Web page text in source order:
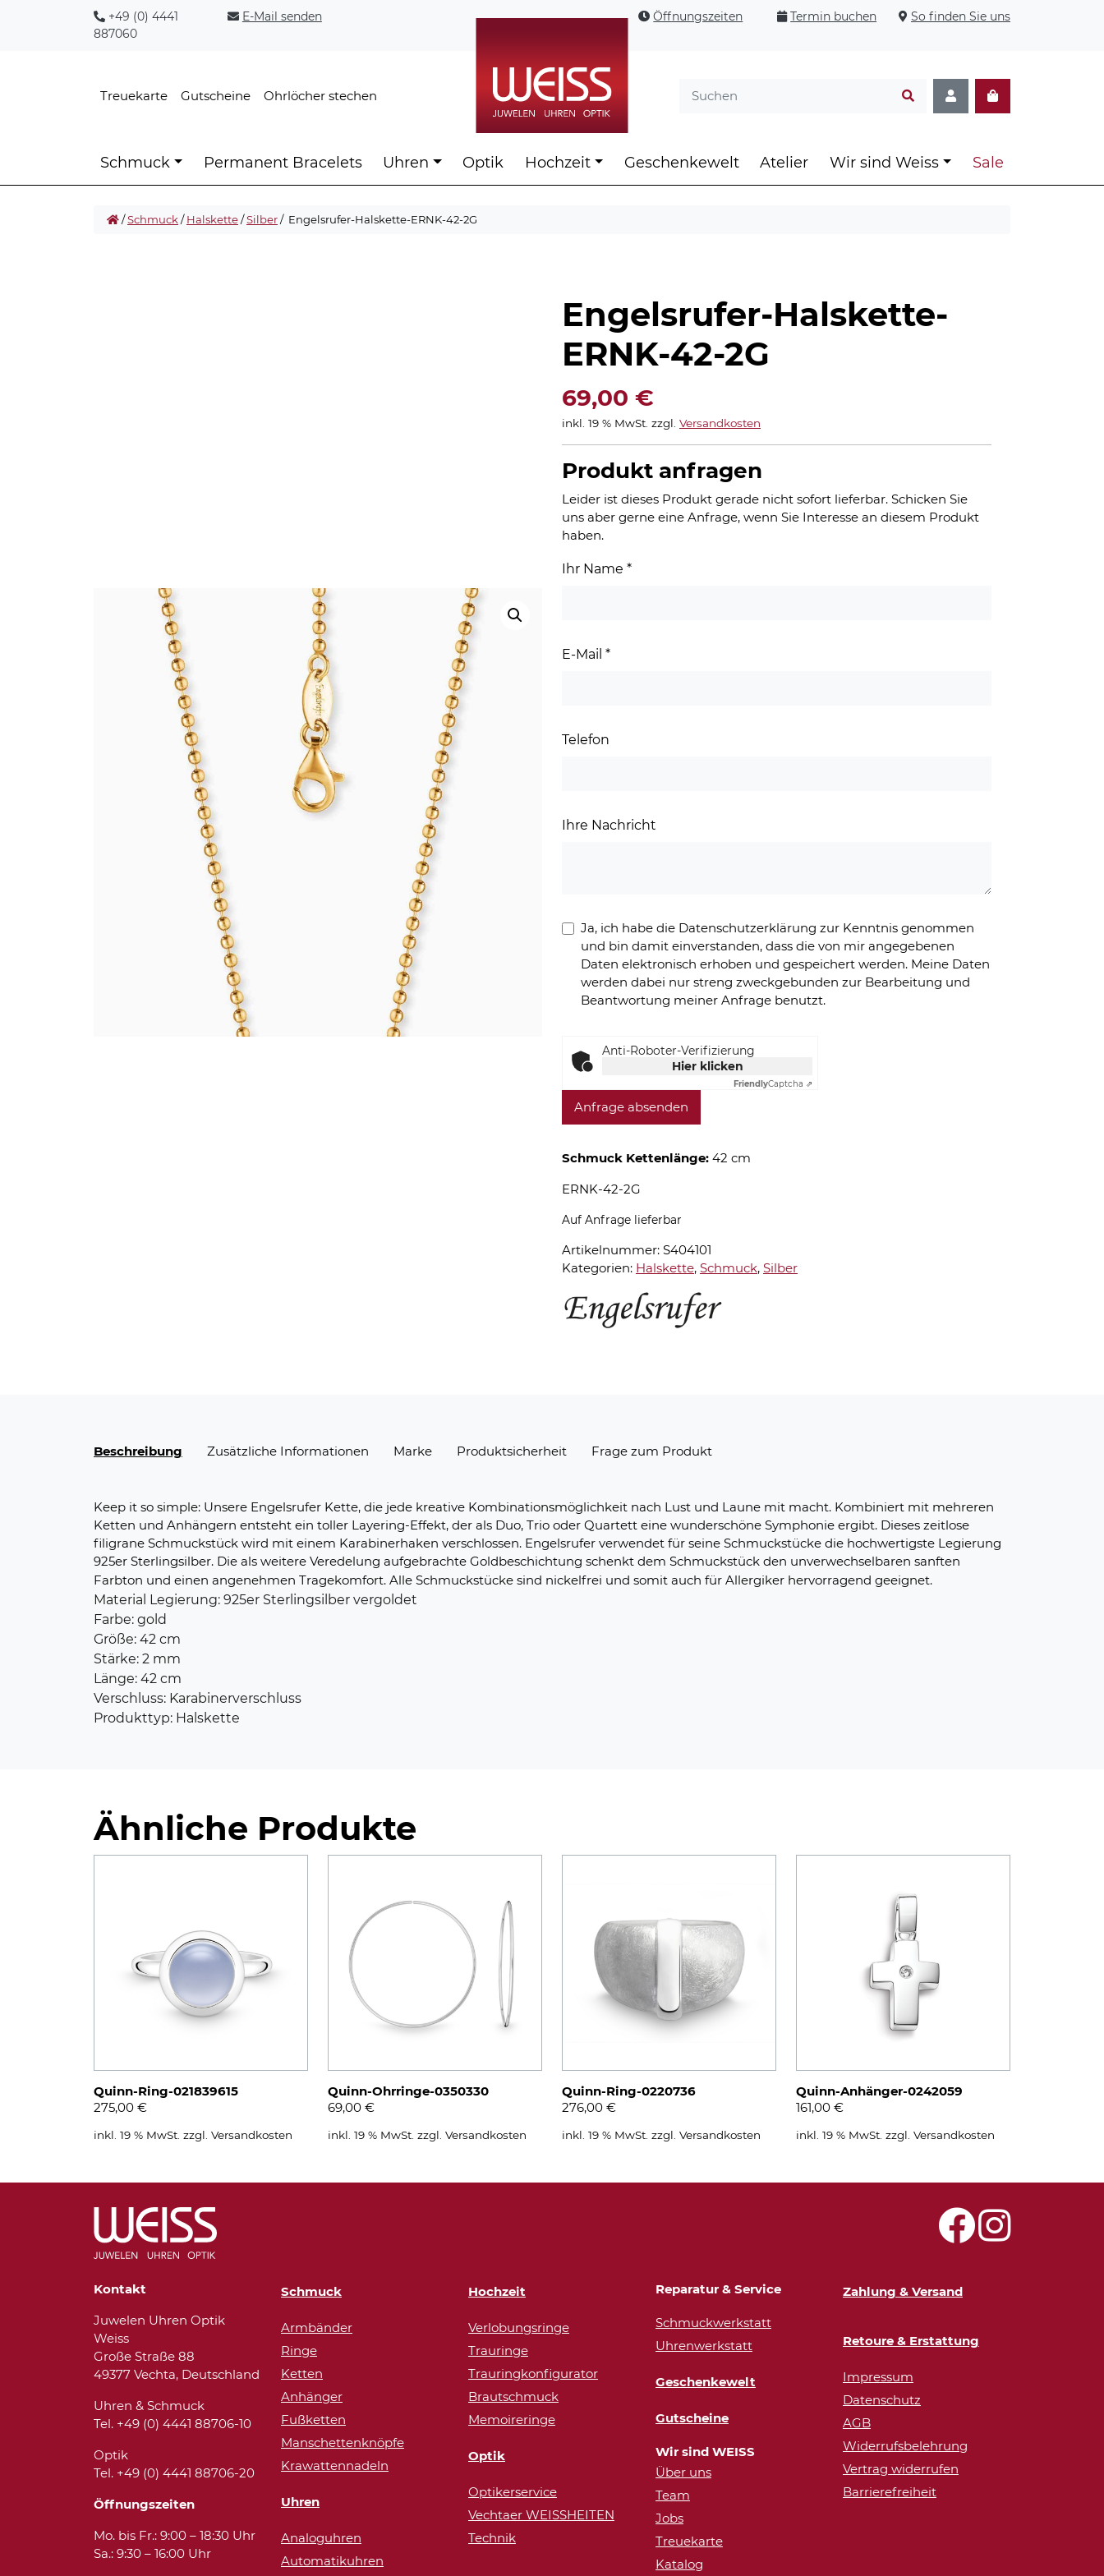
+49 (0) 4441
887060
E-Mail senden Öffnungszeiten Termin buchen So finden Sie uns
Treuekarte Gutscheine Ohrlöcher stechen
Schmuck Permanent Bracelets Uhren Optik Hochzeit Geschenkewelt Atelier Wir sind Weiss Sale
/Schmuck/Halskette/Silber/ Engelsrufer-Halskette-ERNK-42-2G
Engelsrufer-Halskette-
ERNK-42-2G
69,00 €
inkl. 19 % MwSt. zzgl. Versandkosten
Produkt anfragen
Leider ist dieses Produkt gerade nicht sofort lieferbar. Schicken Sie
uns aber gerne eine Anfrage, wenn Sie Interesse an diesem Produkt
haben.
Ihr Name *
E-Mail *
Telefon
Ihre Nachricht
Ja, ich habe die Datenschutzerklärung zur Kenntnis genommen
und bin damit einverstanden, dass die von mir angegebenen
Daten elektronisch erhoben und gespeichert werden. Meine Daten
werden dabei nur streng zweckgebunden zur Bearbeitung und
Beantwortung meiner Anfrage benutzt.
Anti-Roboter-Verifizierung
Hier klicken
FriendlyCaptcha ⇗
Anfrage absenden
Schmuck Kettenlänge: 42 cm
ERNK-42-2G
Auf Anfrage lieferbar
Artikelnummer: S404101
Kategorien: Halskette, Schmuck, Silber
Beschreibung Zusätzliche Informationen Marke Produktsicherheit Frage zum Produkt
Keep it so simple: Unsere Engelsrufer Kette, die jede kreative Kombinationsmöglichkeit nach Lust und Laune mit macht. Kombiniert mit mehreren
Ketten und Anhängern entsteht ein toller Layering-Effekt, der als Duo, Trio oder Quartett eine wunderschöne Symphonie ergibt. Dieses zeitlose
filigrane Schmuckstück wird mit einem Karabinerhaken verschlossen. Engelsrufer verwendet für seine Schmuckstücke die hochwertigste Legierung
925er Sterlingsilber. Die als weitere Veredelung aufgebrachte Goldbeschichtung schenkt dem Schmuckstück den unverwechselbaren sanften
Farbton und einen angenehmen Tragekomfort. Alle Schmuckstücke sind nickelfrei und somit auch für Allergiker hervorragend geeignet.
Material Legierung: 925er Sterlingsilber vergoldet
Farbe: gold
Größe: 42 cm
Stärke: 2 mm
Länge: 42 cm
Verschluss: Karabinerverschluss
Produkttyp: Halskette
Ähnliche Produkte
Quinn-Ring-021839615
275,00 €
inkl. 19 % MwSt. zzgl. Versandkosten
Quinn-Ohrringe-0350330
69,00 €
inkl. 19 % MwSt. zzgl. Versandkosten
Quinn-Ring-0220736
276,00 €
inkl. 19 % MwSt. zzgl. Versandkosten
Quinn-Anhänger-0242059
161,00 €
inkl. 19 % MwSt. zzgl. Versandkosten
Kontakt
Juwelen Uhren Optik
Weiss
Große Straße 88
49377 Vechta, Deutschland
Uhren & Schmuck
Tel. +49 (0) 4441 88706-10
Optik
Tel. +49 (0) 4441 88706-20
Öffnungszeiten
Mo. bis Fr.: 9:00 – 18:30 Uhr
Sa.: 9:30 – 16:00 Uhr
Schmuck
Armbänder
Ringe
Ketten
Anhänger
Fußketten
Manschettenknöpfe
Krawattennadeln
Uhren
Analoguhren
Automatikuhren
Hochzeit
Verlobungsringe
Trauringe
Trauringkonfigurator
Brautschmuck
Memoireringe
Optik
Optikerservice
Vechtaer WEISSHEITEN
Technik
Reparatur & Service
Schmuckwerkstatt
Uhrenwerkstatt
Geschenkewelt
Gutscheine
Wir sind WEISS
Über uns
Team
Jobs
Treuekarte
Katalog
Zahlung & Versand
Retoure & Erstattung
Impressum
Datenschutz
AGB
Widerrufsbelehrung
Vertrag widerrufen
Barrierefreiheit